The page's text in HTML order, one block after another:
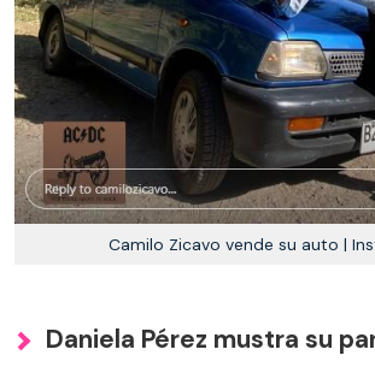
Camilo Zicavo vende su auto |
Daniela Pérez mustra su